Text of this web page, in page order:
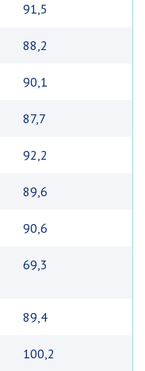
91,5
88,2
90,1
87,7
92,2
89,6
90,6
69,3
89,4
100,2